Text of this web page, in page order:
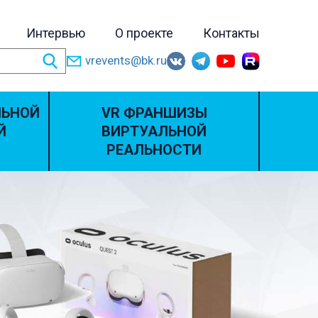
Интервью О проекте Контакты
vrevents@bk.ru
VR ФРАНШИЗЫ
ВИРТУАЛЬНОЙ
РЕАЛЬНОСТИ